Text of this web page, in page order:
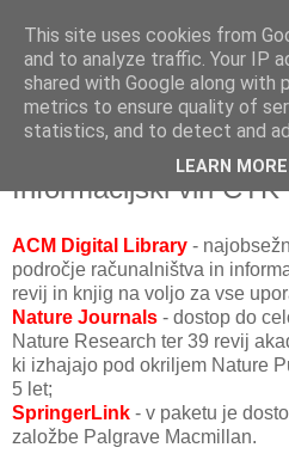
sreda, 16. januar 2019
Informacijski viri
ACM Digital Library -
področje računalništva in
revij in knjig na voljo za vse
Nature Journals - dostop do
Nature Research ter 39 revij
ki izhajajo pod okriljem Nature
5 let;
SpringerLink - v paketu je
založbe Palgrave Macmillan.
This site uses cookies from
and to analyze traffic. Your IP
shared with Google along with
metrics to ensure quality of
statistics, and to detect and
LEARN MORE